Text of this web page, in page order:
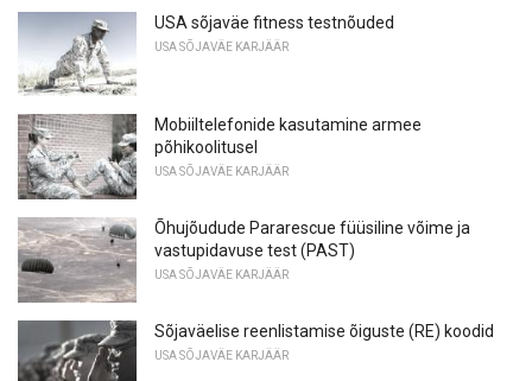
USA sõjaväe fitness testnõuded
USA SÕJAVÄE KARJÄÄR
Mobiiltelefonide kasutamine armee
põhikoolitusel
USA SÕJAVÄE KARJÄÄR
Õhujõudude Pararescue füüsiline võime ja
vastupidavuse test (PAST)
USA SÕJAVÄE KARJÄÄR
Sõjaväelise reenlistamise õiguste (RE) koodid
USA SÕJAVÄE KARJÄÄR